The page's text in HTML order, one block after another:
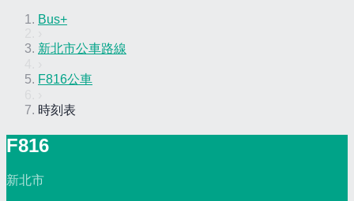
Bus+
新北市公車路線
F816公車
時刻表
F816
新北市